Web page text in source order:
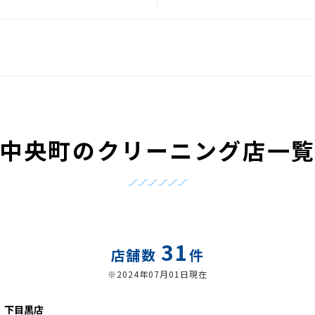
中央町のクリーニング店一覧
店舗数 31件
※2024年07月01日現在
目黒店